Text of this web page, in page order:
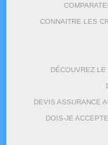
CONNAITRE LES
DÉCOUVREZ
DEVIS ASSURANCE
DOIS-JE